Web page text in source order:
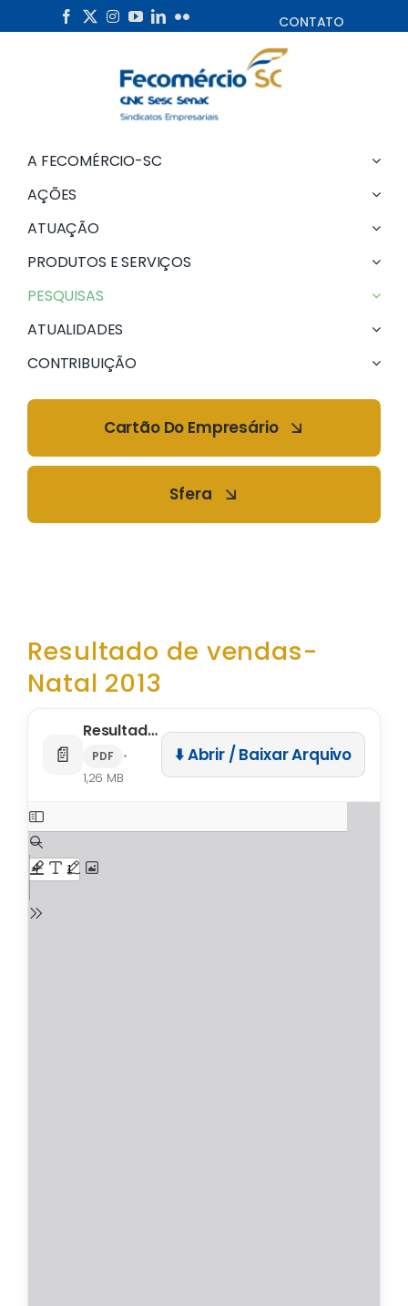
to
CONTATO
A FECOMÉRCIO-SC
AÇÕES
ATUAÇÃO
PRODUTOS E SERVIÇOS
PESQUISAS
ATUALIDADES
CONTRIBUIÇÃO
Cartão Do Empresário
Sfera
Resultado de vendas-
Natal 2013
📄
Resultado de vendas- Natal 2013
PDF
•
1,26 MB
⬇️ Abrir / Baixar Arquivo